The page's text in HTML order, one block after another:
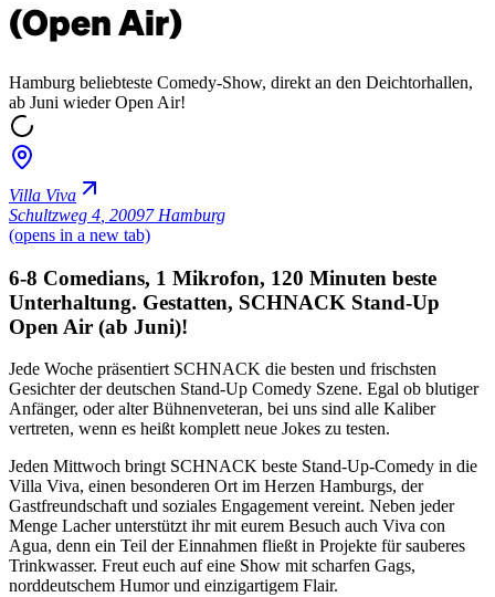
(Open Air)
Hamburg beliebteste Comedy-Show, direkt an den Deichtorhallen,
ab Juni wieder Open Air!
Villa Viva
Schultzweg 4 20097 Hamburg
(opens in a new tab)
6-8 Comedians, 1 Mikrofon, 120 Minuten beste
Unterhaltung. Gestatten, SCHNACK Stand-Up
Open Air (ab Juni)!
Jede Woche präsentiert SCHNACK die besten und frischsten
Gesichter der deutschen Stand-Up Comedy Szene. Egal ob blutiger
Anfänger, oder alter Bühnenveteran, bei uns sind alle Kaliber
vertreten, wenn es heißt komplett neue Jokes zu testen.
Jeden Mittwoch bringt SCHNACK beste Stand-Up-Comedy in die
Villa Viva, einen besonderen Ort im Herzen Hamburgs, der
Gastfreundschaft und soziales Engagement vereint. Neben jeder
Menge Lacher unterstützt ihr mit eurem Besuch auch Viva con
Agua, denn ein Teil der Einnahmen fließt in Projekte für sauberes
Trinkwasser. Freut euch auf eine Show mit scharfen Gags,
norddeutschem Humor und einzigartigem Flair.